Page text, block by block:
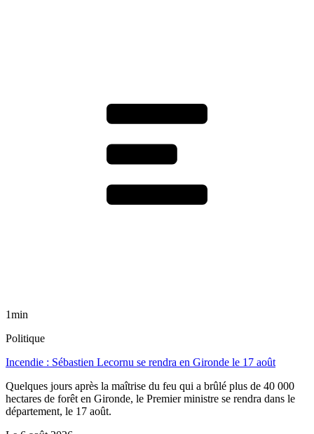
1min
Politique
Incendie : Sébastien Lecornu se rendra en Gironde le 17 août
Quelques jours après la maîtrise du feu qui a brûlé plus de 40 000
hectares de forêt en Gironde, le Premier ministre se rendra dans le
département, le 17 août.